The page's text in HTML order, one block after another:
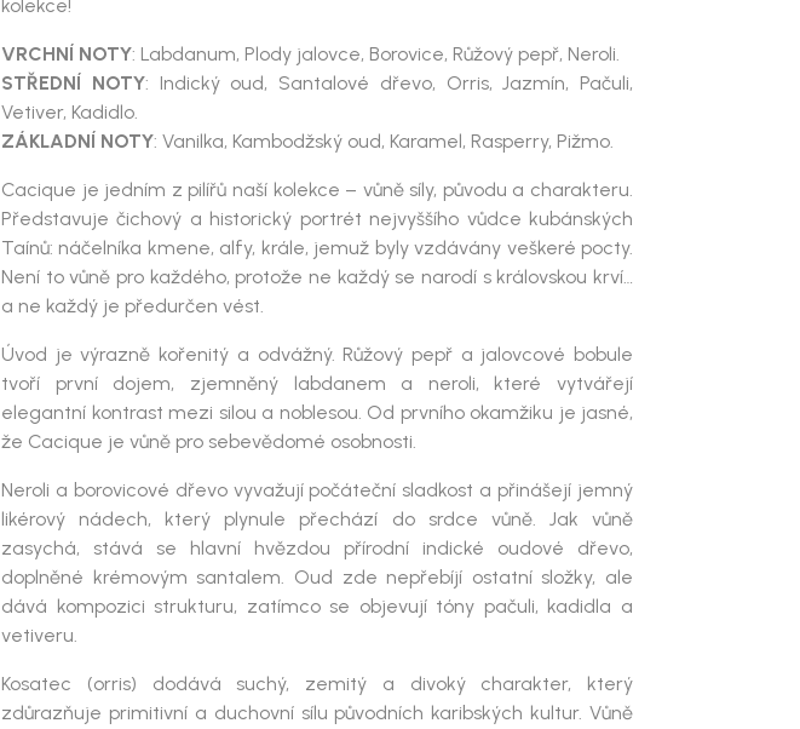
kolekce!
VRCHNÍ NOTY: Labdanum, Plody jalovce, Borovice, Růžový pepř, Neroli.
STŘEDNÍ NOTY: Indický oud, Santalové dřevo, Orris, Jazmín, Pačuli,
Vetiver, Kadidlo.
ZÁKLADNÍ NOTY: Vanilka, Kambodžský oud, Karamel, Rasperry, Pižmo.
Cacique je jedním z pilířů naší kolekce – vůně síly, původu a charakteru.
Představuje čichový a historický portrét nejvyššího vůdce kubánských
Taínů: náčelníka kmene, alfy, krále, jemuž byly vzdávány veškeré pocty.
Není to vůně pro každého, protože ne každý se narodí s královskou krví…
a ne každý je předurčen vést.
Úvod je výrazně kořenitý a odvážný. Růžový pepř a jalovcové bobule
tvoří první dojem, zjemněný labdanem a neroli, které vytvářejí
elegantní kontrast mezi silou a noblesou. Od prvního okamžiku je jasné,
že Cacique je vůně pro sebevědomé osobnosti.
Neroli a borovicové dřevo vyvažují počáteční sladkost a přinášejí jemný
likérový nádech, který plynule přechází do srdce vůně. Jak vůně
zasychá, stává se hlavní hvězdou přírodní indické oudové dřevo,
doplněné krémovým santalem. Oud zde nepřebíjí ostatní složky, ale
dává kompozici strukturu, zatímco se objevují tóny pačuli, kadidla a
vetiveru.
Kosatec (orris) dodává suchý, zemitý a divoký charakter, který
zdůrazňuje primitivní a duchovní sílu původních karibských kultur. Vůně